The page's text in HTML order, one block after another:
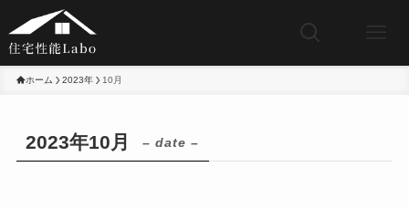
ホーム 2023年 10月
2023年10月 – date –